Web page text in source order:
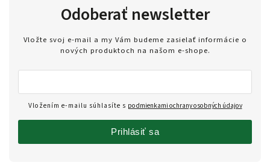
Odoberať newsletter
Vložte svoj e-mail a my Vám budeme zasielať informácie o
nových produktoch na našom e-shope.
Vložením e-mailu súhlasíte s podmienkami ochrany osobných údajov
Prihlásiť sa